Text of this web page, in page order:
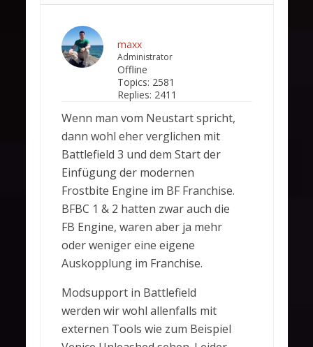
maxx
Administrator
Offline
Topics: 2581
Replies: 2411
Wenn man vom Neustart spricht,
dann wohl eher verglichen mit
Battlefield 3 und dem Start der
Einfügung der modernen
Frostbite Engine im BF Franchise.
BFBC 1 & 2 hatten zwar auch die
FB Engine, waren aber ja mehr
oder weniger eine eigene
Auskopplung im Franchise.
Modsupport in Battlefield
werden wir wohl allenfalls mit
externen Tools wie zum Beispiel